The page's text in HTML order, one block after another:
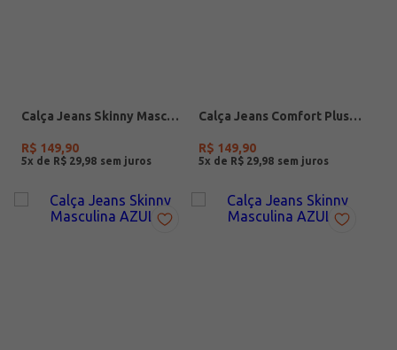
Calça Jeans Skinny Masculina AZUL
R$ 149,90
5x de R$ 29 98
Calça Jeans Comfort Plus Size Masculina AZUL
R$ 149,90
5x de R$ 29 98